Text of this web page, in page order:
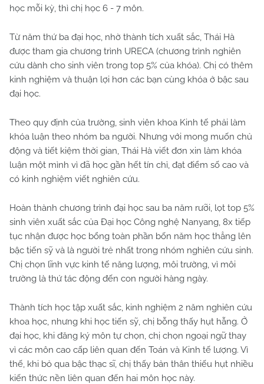
học mỗi kỳ, thì chị học 6 - 7 môn.
Từ năm thứ ba đại học, nhờ thành tích xuất sắc, Thái Hà
được tham gia chương trình URECA (chương trình nghiên
cứu dành cho sinh viên trong top 5% của khóa). Chị có thêm
kinh nghiệm và thuận lợi hơn các bạn cùng khóa ở bậc sau
đại học.
Theo quy định của trường, sinh viên khoa Kinh tế phải làm
khóa luận theo nhóm ba người. Nhưng với mong muốn chủ
động và tiết kiệm thời gian, Thái Hà viết đơn xin làm khóa
luận một mình vì đã học gần hết tín chỉ, đạt điểm số cao và
có kinh nghiệm viết nghiên cứu.
Hoàn thành chương trình đại học sau ba năm rưỡi, lọt top 5%
sinh viên xuất sắc của Đại học Công nghệ Nanyang, 8x tiếp
tục nhận được học bổng toàn phần bốn năm học thẳng lên
bậc tiến sỹ và là người trẻ nhất trong nhóm nghiên cứu sinh.
Chị chọn lĩnh vực kinh tế năng lượng, môi trường, vì môi
trường là thứ tác động đến con người hàng ngày.
Thành tích học tập xuất sắc, kinh nghiệm 2 năm nghiên cứu
khoa học, nhưng khi học tiến sỹ, chị bỗng thấy hụt hẫng. Ở
đại học, khi đăng ký môn tự chọn, chị chọn ngoại ngữ thay
vì các môn cao cấp liên quan đến Toán và Kinh tế lượng. Vì
thế, khi bỏ qua bậc thạc sĩ, chị thấy bản thân thiếu hụt nhiều
kiến thức nền liên quan đến hai môn học này.